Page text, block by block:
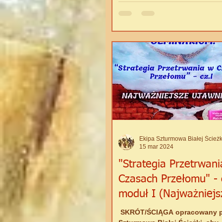
"Strategia
Czasach Przełomu"
moduł I
Ujawnienie)
SKRÓT/ŚCIĄGA opracowany
15 mar 2024